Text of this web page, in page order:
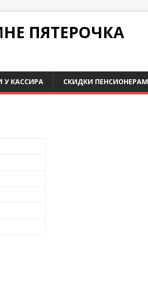
ПЯТЕРОЧКА
У КАССИРА СКИДКИ ПЕНСИОНЕРАМ